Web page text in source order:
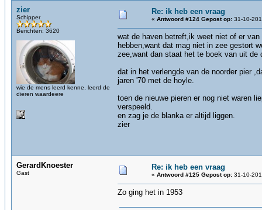
zier
Schipper
Berichten: 3620
wie de mens leerd kenne, leerd de
dieren waardeere
Re: ik heb een vraag
« Antwoord #124 Gepost op: 31-10-
wat de haven betreft,ik weet niet of er
hebben,want dat mag niet in zee gestort
zee,want dan staat het te boek van uit de
dat in het verlengde van de noorder pier
jaren '70 met de hoyle.
toen de nieuwe pieren er nog niet waren
verspeeld.
en zag je de blanka er altijd liggen.
zier
GerardKnoester
Gast
Re: ik heb een vraag
« Antwoord #125 Gepost op: 31-10-
Zo ging het in 1953